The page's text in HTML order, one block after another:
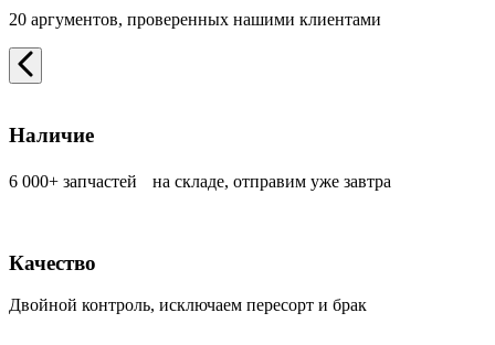
20 аргументов, проверенных нашими клиентами
Наличие
6 000+ запчастей на складе, отправим уже завтра
Качество
Двойной контроль, исключаем пересорт и брак